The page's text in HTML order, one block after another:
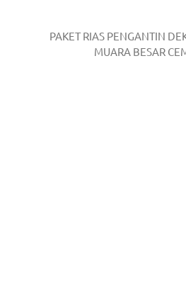
PAKET RIAS PENGANTIN
MUARA BESAR